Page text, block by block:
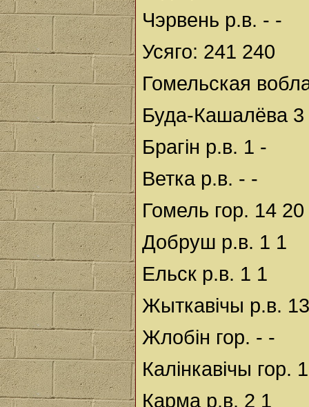
Чэрвень р.в. - -
Усяго: 241 240
Гомельская
Буда-Кашалёва 3
Брагін р.в. 1 -
Ветка р.в. - -
Гомель гор. 14 20
Добруш р.в. 1 1
Ельск р.в. 1 1
Жыткавічы р.в.
Жлобін гор. - -
Калінкавічы гор.
Карма р.в. 2 1